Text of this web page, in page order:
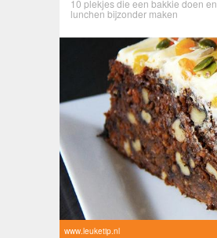
10 plekjes die een bakkie doen en
lunchen bijzonder maken
www.leuketip.nl